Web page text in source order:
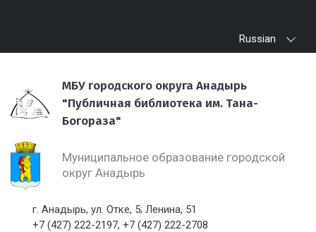
Russian
МБУ городского округа Анадырь
"Публичная библиотека им. Тана-
Богораза"
Муниципальное образование городской
округ Анадырь
г. Анадырь, ул. Отке, 5; Ленина, 51
+7 (427) 222-2197,+7 (427) 222-2708